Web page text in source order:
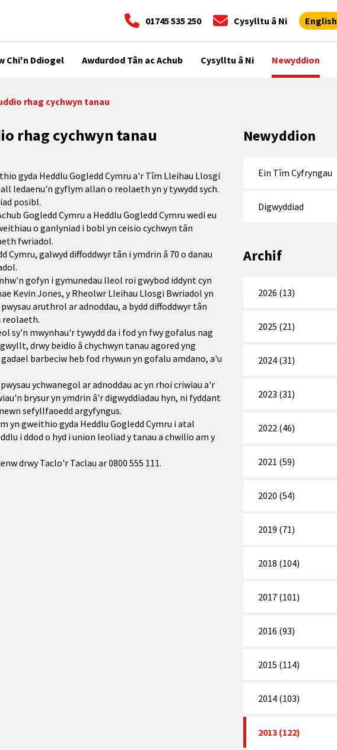
01745 535 250 Cysylltu â Ni English
Chi'n Ddiogel Awdurdod Tân ac Achub Cysylltu â Ni Newyddion
rhag cychwyn tanau
rhag cychwyn tanau
gyda Heddlu Gogledd Cymru a'r Tîm Lleihau Llosgi
ledaenu'n gyflym allan o reolaeth yn y tywydd sych.
posibl.
Gogledd Cymru a Heddlu Gogledd Cymru wedi eu
o ganlyniad i bobl yn ceisio cychwyn tân
fwriadol.
Cymru, galwyd diffoddwyr tân i ymdrin â 70 o danau
gofyn i gymunedau lleol roi gwybod iddynt cyn
Kevin Jones, y Rheolwr Lleihau Llosgi Bwriadol yn
aruthrol ar adnoddau, a bydd diffoddwyr tân
reolaeth.
sy'n mwynhau'r tywydd da i fod yn fwy gofalus nag
drwy beidio â chychwyn tanau agored yng
barbeciw heb fod rhywun yn gofalu amdano, a'u
ychwanegol ar adnoddau ac yn rhoi criwiau a'r
brysur yn ymdrin â'r digwyddiadau hyn, ni fyddant
sefyllfaoedd argyfyngus.
yn gweithio gyda Heddlu Gogledd Cymru i atal
i ddod o hyd i union leoliad y tanau a chwilio am y
drwy Taclo'r Taclau ar 0800 555 111.
Newyddion
Ein Tîm Cyfryngau
Digwyddiad
Archif
2026 (13)
2025 (21)
2024 (31)
2023 (31)
2022 (46)
2021 (59)
2020 (54)
2019 (71)
2018 (104)
2017 (101)
2016 (93)
2015 (114)
2014 (103)
2013 (122)